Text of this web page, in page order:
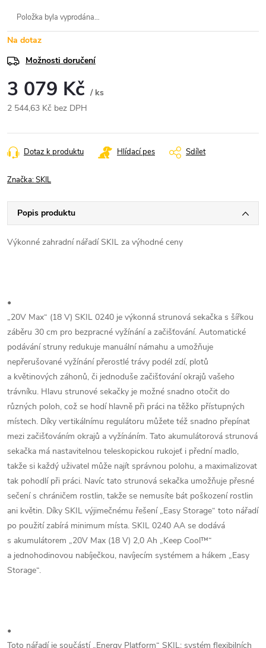
Položka byla vyprodána…
Na dotaz
Možnosti doručení
3 079 Kč / ks
2 544,63 Kč bez DPH
cena:
Dotaz k produktu Hlídací pes Sdílet
Značka:SKIL
Popis produktu
Výkonné zahradní nářadí SKIL za výhodné ceny
•
„20V Max“ (18 V) SKIL 0240 je výkonná strunová sekačka s šířkou
záběru 30 cm pro bezpracné vyžínání a začišťování. Automatické
podávání struny redukuje manuální námahu a umožňuje
nepřerušované vyžínání přerostlé trávy podél zdí, plotů
a květinových záhonů, či jednoduše začišťování okrajů vašeho
trávníku. Hlavu strunové sekačky je možné snadno otočit do
různých poloh, což se hodí hlavně při práci na těžko přístupných
místech. Díky vertikálnímu regulátoru můžete též snadno přepínat
mezi začišťováním okrajů a vyžínáním. Tato akumulátorová strunová
sekačka má nastavitelnou teleskopickou rukojeť i přední madlo,
takže si každý uživatel může najít správnou polohu, a maximalizovat
tak pohodlí při práci. Navíc tato strunová sekačka umožňuje přesné
sečení s chráničem rostlin, takže se nemusíte bát poškození rostlin
ani květin. Díky SKIL výjimečnému řešení „Easy Storage“ toto nářadí
po použití zabírá minimum místa. SKIL 0240 AA se dodává
s akumulátorem „20V Max (18 V) 2,0 Ah „Keep Cool™“
a jednohodinovou nabíječkou, navíjecím systémem a hákem „Easy
Storage“.
•
Toto nářadí je součástí „Energy Platform“ SKIL: systém flexibilních